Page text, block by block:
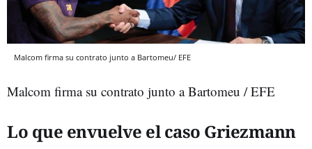
Malcom firma su contrato junto a Bartomeu/ EFE
Malcom firma su contrato junto a Bartomeu / EFE
Lo que envuelve el caso Griezmann